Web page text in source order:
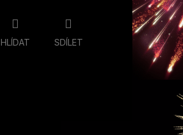
HLÍDAT SDÍLET